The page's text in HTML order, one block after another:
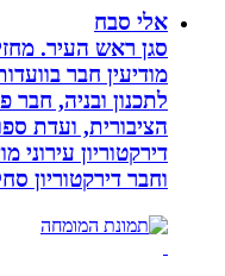
אלי סבח
סגן ראש העיר. מחזיק
מודיעין חבר בוועדות:
לתכנון ובניה, חבר
הציבורית, ועדת ספורט,
דירקטוריון עירוני
וחבר דירקטוריון סחלבים.